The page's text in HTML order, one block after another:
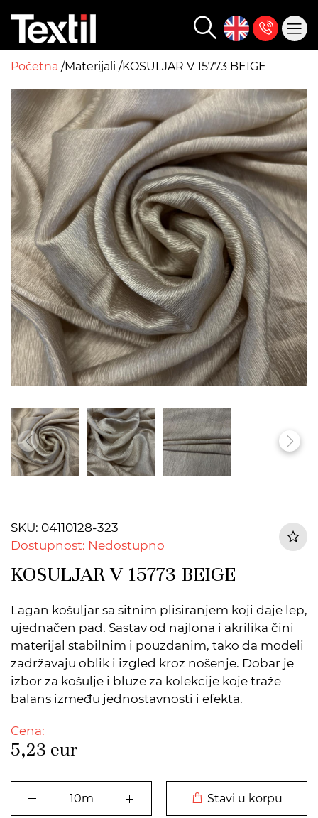
Početna Materijali KOSULJAR V 15773 BEIGE
SKU: 04110128-323
Dostupnost: Nedostupno
KOSULJAR V 15773 BEIGE
Lagan košuljar sa sitnim plisiranjem koji daje lep,
ujednačen pad. Sastav od najlona i akrilika čini
materijal stabilnim i pouzdanim, tako da modeli
zadržavaju oblik i izgled kroz nošenje. Dobar je
izbor za košulje i bluze za kolekcije koje traže
balans između jednostavnosti i efekta.
Cena:
5,23 eur
Stavi u korpu